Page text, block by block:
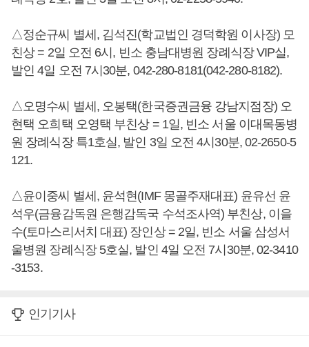
△정순규씨 별세, 김석진(학교법인 경덕학원 이사장) 모
친상 = 2일 오전 6시, 빈소 충남대병원 장례식장 VIP실,
발인 4일 오전 7시30분, 042-280-8181(042-280-8182).
△오명수씨 별세, 오봉택(한국증권금융 강남지점장) 오
현택 오희택 오영택 부친상 = 1일, 빈소 서울 이대목동병
원 장례식장 특1호실, 발인 3일 오전 4시30분, 02-2650-5
121.
△윤이중씨 별세, 윤석현(IMF 몽골주재대표) 윤유선 윤
석우(금융감독원 은행감독국 수석조사역) 부친상, 이을
수(토마스리서치 대표) 장인상 = 2일, 빈소 서울 삼성서
울병원 장례식장 5호실, 발인 4일 오전 7시30분, 02-3410
-3153.
인기기사